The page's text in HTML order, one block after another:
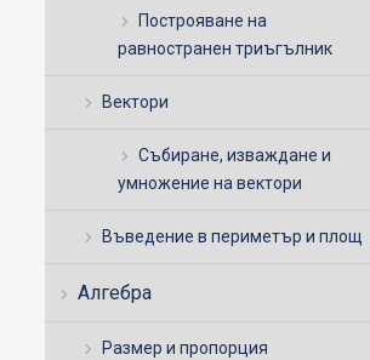
Построяване на
равностранен триъгълник
Вектори
Събиране, изваждане и
умножение на вектори
Въведение в периметър и площ
Алгебра
Размер и пропорция